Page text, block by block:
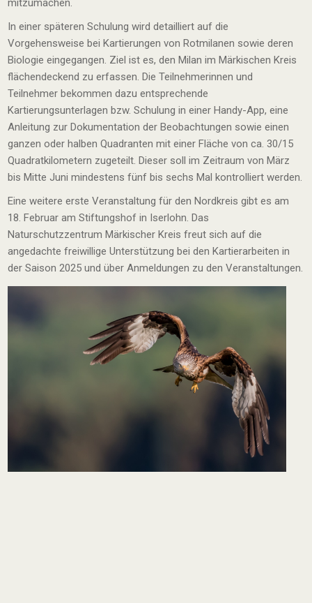
mitzumachen.
In einer späteren Schulung wird detailliert auf die
Vorgehensweise bei Kartierungen von Rotmilanen sowie deren
Biologie eingegangen. Ziel ist es, den Milan im Märkischen Kreis
flächendeckend zu erfassen. Die Teilnehmerinnen und
Teilnehmer bekommen dazu entsprechende
Kartierungsunterlagen bzw. Schulung in einer Handy-App, eine
Anleitung zur Dokumentation der Beobachtungen sowie einen
ganzen oder halben Quadranten mit einer Fläche von ca. 30/15
Quadratkilometern zugeteilt. Dieser soll im Zeitraum von März
bis Mitte Juni mindestens fünf bis sechs Mal kontrolliert werden.
Eine weitere erste Veranstaltung für den Nordkreis gibt es am
18. Februar am Stiftungshof in Iserlohn. Das
Naturschutzzentrum Märkischer Kreis freut sich auf die
angedachte freiwillige Unterstützung bei den Kartierarbeiten in
der Saison 2025 und über Anmeldungen zu den Veranstaltungen.